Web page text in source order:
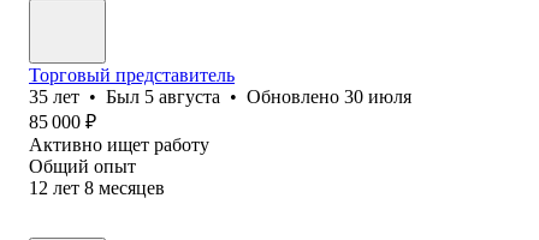
Торговый представитель
35 лет • Был 5 августа • Обновлено 30 июля
85 000 ₽
Активно ищет работу
Общий опыт
12 лет 8 месяцев